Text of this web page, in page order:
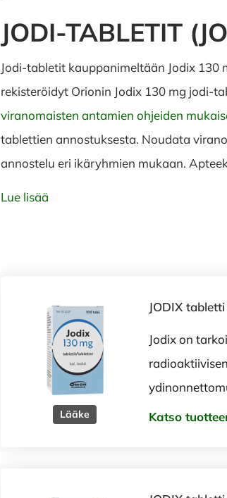
JODI-TABLETIT
Jodi-tabletit kauppanimeltään Jodix
rekisteröidyt Orionin Jodix 130 mg jodi-
viranomaisten antamien ohjeiden
tablettien annostuksesta. Noudata
annostelu eri ikäryhmien mukaan.
Lue lisää
Lääke
JODIX
Jodix on
Katso